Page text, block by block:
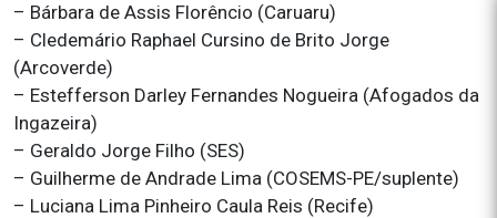
– Bárbara de Assis Florêncio (Caruaru)
– Cledemário Raphael Cursino de Brito Jorge
(Arcoverde)
– Estefferson Darley Fernandes Nogueira (Afogados da
Ingazeira)
– Geraldo Jorge Filho (SES)
– Guilherme de Andrade Lima (COSEMS-PE/suplente)
– Luciana Lima Pinheiro Caula Reis (Recife)